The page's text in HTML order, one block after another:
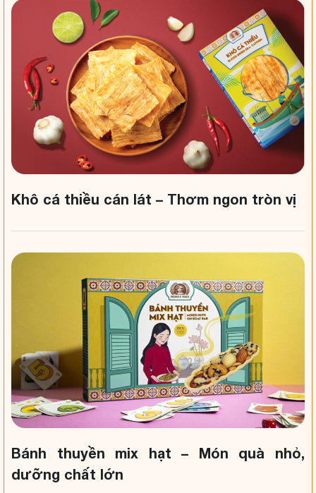
Khô cá thiều cán lát – Thơm ngon tròn vị
Bánh thuyền mix hạt – Món quà nhỏ,
dưỡng chất lớn